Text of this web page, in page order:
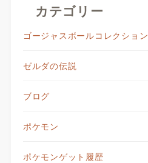
カテゴリー
ゴージャスボールコレクション
ゼルダの伝説
ブログ
ポケモン
ポケモンゲット履歴